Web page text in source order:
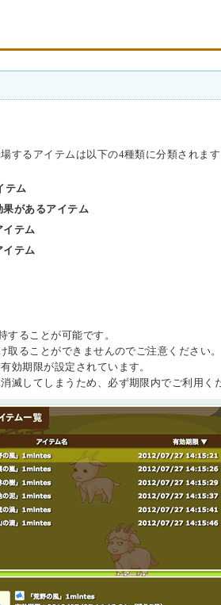
するアイテムは以下の4種類に分類されま
テム
果があるアイテム
イテム
イテム
することが可能です。
取ることができませんのでご注意ください。
効期限が設定されています。
滅してしまうため、必ず期限内でご利用く